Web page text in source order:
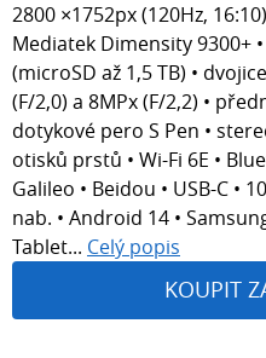
2800 ×1752px (120Hz,
Mediatek Dimensity 9300+
(microSD až 1,5 TB) •
(F/2,0) a 8MPx (F/2,2) •
dotykové pero S Pen •
otisků prstů • Wi-Fi 6E •
Galileo • Beidou • USB-C •
nab. • Android 14 •
Tablet... Celý popis
KOUPIT